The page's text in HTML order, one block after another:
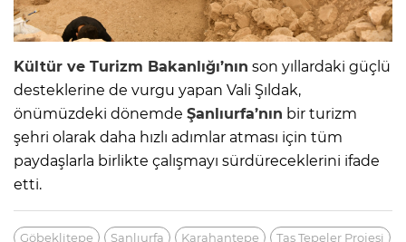
Kültür ve Turizm Bakanlığı’nın son yıllardaki güçlü
desteklerine de vurgu yapan Vali Şıldak,
önümüzdeki dönemde Şanlıurfa’nın bir turizm
şehri olarak daha hızlı adımlar atması için tüm
paydaşlarla birlikte çalışmayı sürdüreceklerini ifade
etti.
Göbeklitepe Şanlıurfa Karahantepe
Taş Tepeler Projesi